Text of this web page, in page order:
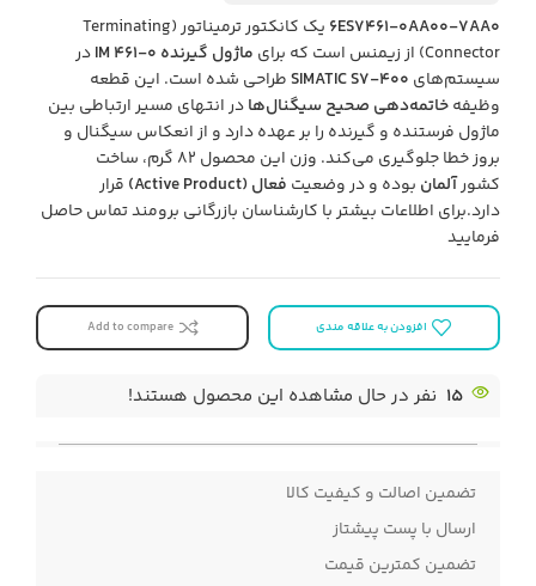
6ES7461-0AA00-7AA0
یک کانکتور ترمیناتور (Terminating
Connector) از زیمنس است که برای
ماژول گیرنده IM 461-0
در
سیستم‌های SIMATIC S7-400طراحی شده است. این قطعه
وظیفهخاتمه‌دهی صحیح سیگنال‌هادر انتهای مسیر ارتباطی بین
ماژول فرستنده و گیرنده را بر عهده دارد و از انعکاس سیگنال و
بروز خطا جلوگیری می‌کند. وزن این محصول ۸۲ گرم، ساخت
کشورآلمان بوده و در وضعیت فعال (Active Product)
قرار
دارد.برای اطلاعات بیشتر با کارشناسان بازرگانی برومند تماس حاصل
فرمایید
افزودن به علاقه مندی Add to compare
15 نفر در حال مشاهده این محصول هستند!
تضمین اصالت و کیفیت کالا
ارسال با پست پیشتاز
تضمین کمترین قیمت